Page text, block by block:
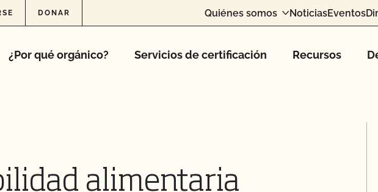
DONAR Quiénes somos NoticiasEventos
¿Por qué orgánico? Servicios de certificación Recursos
alimentaria